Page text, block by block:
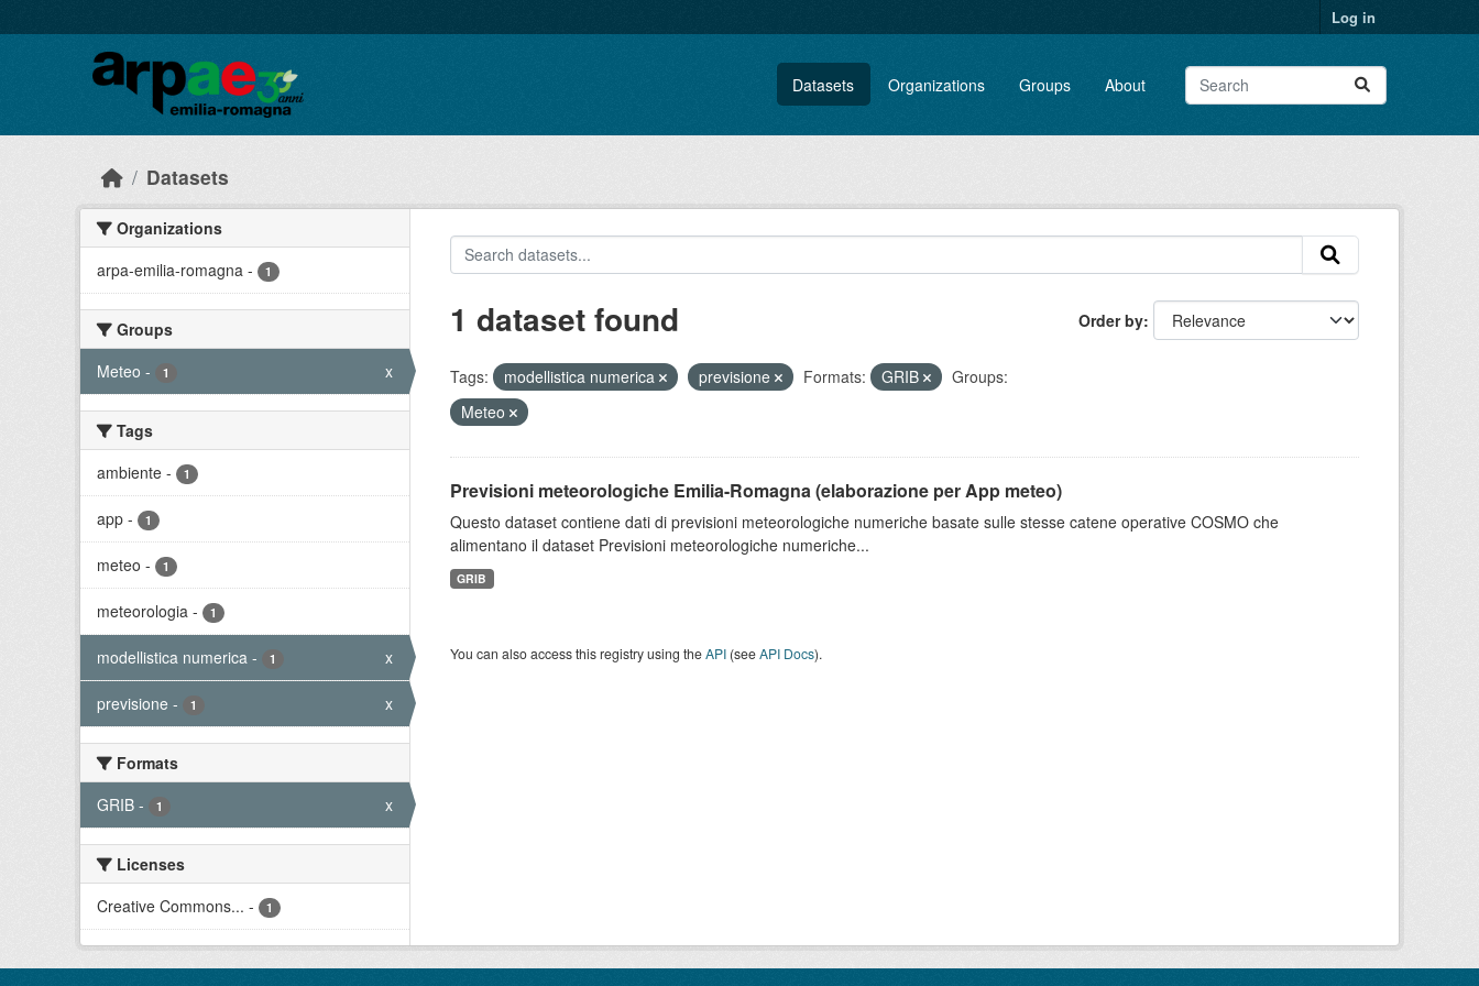
Log in
Datasets Organizations Groups About
Datasets
Organizations
arpa-emilia-romagna - 1
Groups
Meteo - 1 x
Tags
ambiente - 1
app - 1
meteo - 1
meteorologia - 1
modellistica numerica - 1 x
previsione - 1 x
Formats
GRIB - 1 x
Licenses
Creative Commons... - 1
Order by
1 dataset found
Tags: modellistica numerica previsione Formats: GRIB
Groups:
Meteo
Previsioni meteorologiche Emilia-Romagna (elaborazione per App meteo)
Questo dataset contiene dati di previsioni meteorologiche numeriche basate sulle stesse catene operative COSMO che
alimentano il dataset Previsioni meteorologiche numeriche...
GRIB
You can also access this registry using theAPI(seeAPI Docs).